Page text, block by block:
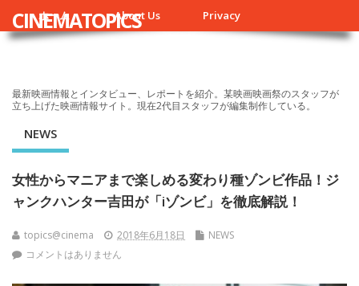
ホーム About Us Privacy
CINEMATOPICS
最新映画情報とインタビュー、レポートを紹介。某映画映画祭のスタッフが
立ち上げた映画情報サイト。現在2代目スタッフが編集制作している。
NEWS
女性からマニアまで楽しめる変わり種ゾンビ作品！ジ
ャンクハンター吉田が「iゾンビ」を徹底解説！
topics@cinema 2018年6月18日
NEWS
コメントはありません